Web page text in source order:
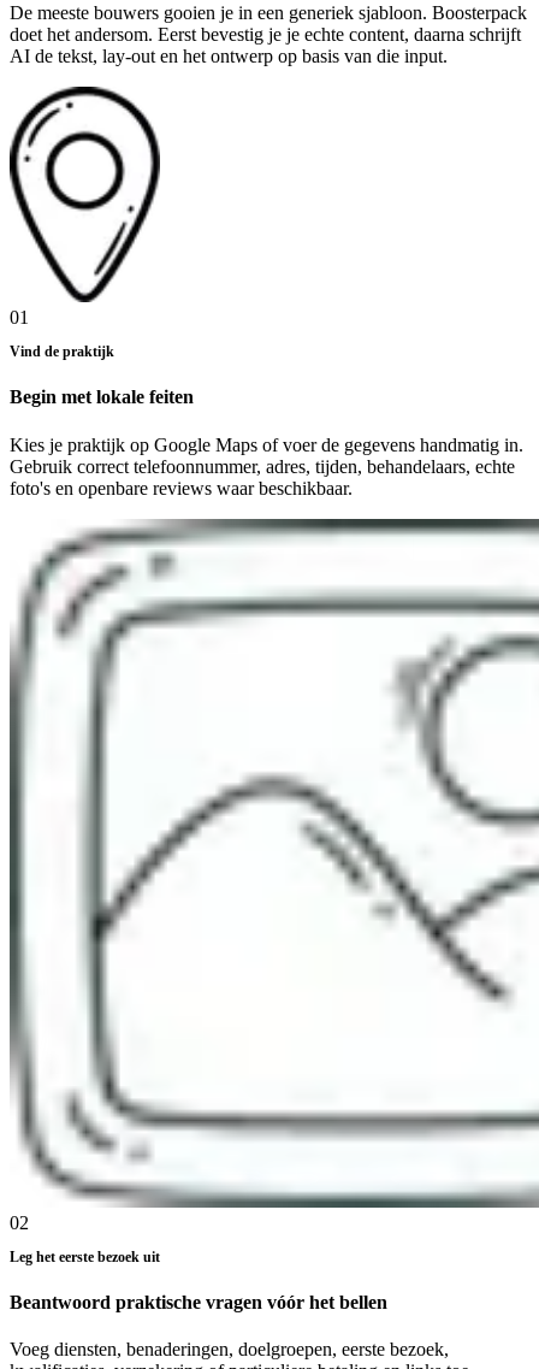
De meeste bouwers gooien je in een generiek sjabloon. Boosterpack
doet het andersom. Eerst bevestig je je echte content, daarna schrijft
AI de tekst, lay-out en het ontwerp op basis van die input.
01
Vind de praktijk
Begin met lokale feiten
Kies je praktijk op Google Maps of voer de gegevens handmatig in.
Gebruik correct telefoonnummer, adres, tijden, behandelaars, echte
foto's en openbare reviews waar beschikbaar.
02
Leg het eerste bezoek uit
Beantwoord praktische vragen vóór het bellen
Voeg diensten, benaderingen, doelgroepen, eerste bezoek,